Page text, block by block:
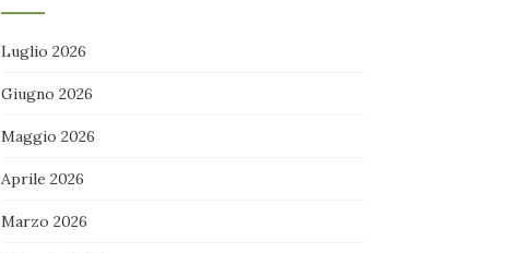
Luglio 2026
Giugno 2026
Maggio 2026
Aprile 2026
Marzo 2026